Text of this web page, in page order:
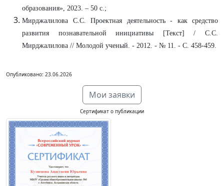
образования», 2023. – 50 с.;
Мирджалилова С.С. Проектная деятельность - как средство
развития познавательной инициативы [Текст] / С.С.
Мирджалилова // Молодой ученый. - 2012. - № 11. - С. 458-459.
Опубликовано: 23.06.2026
Мои заявки
Сертификат о публикации